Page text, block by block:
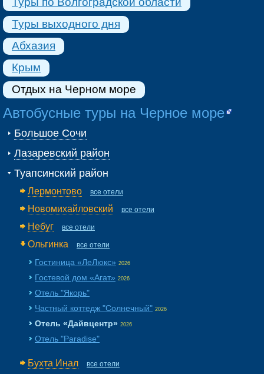
Туры выходного дня
Абхазия
Крым
Отдых на Черном море
Автобусные туры на Черное море
Большое Сочи
Лазаревский район
Туапсинский район
Лермонтово все отели
Новомихайловский все отели
Небуг все отели
Ольгинка все отели
Гостиница «ЛеЛюкс» 2026
Гостевой дом «Агат» 2026
Отель "Якорь"
Частный коттедж "Солнечный" 2026
Отель «Дайвцентр» 2026
Отель "Paradise"
Бухта Инал все отели